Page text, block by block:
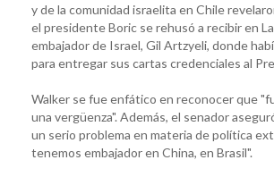
y de la comunidad israelita en Chile
el presidente Boric se rehusó a recibir en
embajador de Israel, Gil Artzyeli, donde
para entregar sus cartas credenciales al
Walker se fue enfático en reconocer que
una vergüenza". Además, el senador
un serio problema en materia de política
tenemos embajador en China, en Brasil".